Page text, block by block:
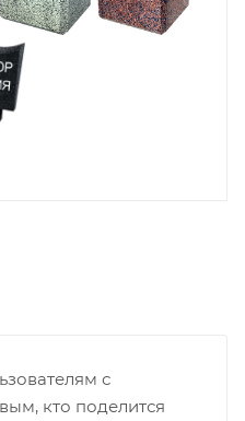
с
кто поделится